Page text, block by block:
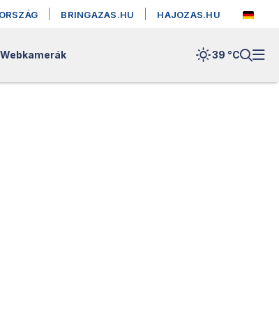
BRINGAZAS.HU HAJOZAS.HU
Webkamerák 39 °C